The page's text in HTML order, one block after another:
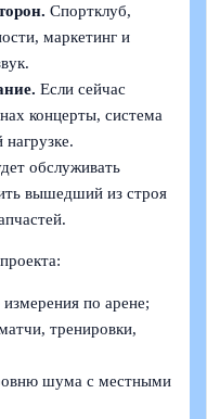
Спортклуб,
маркетинг и
Если сейчас
концерты, система
обслуживать
вышедший из строя
измерения по арене;
тренировки,
шума с местными